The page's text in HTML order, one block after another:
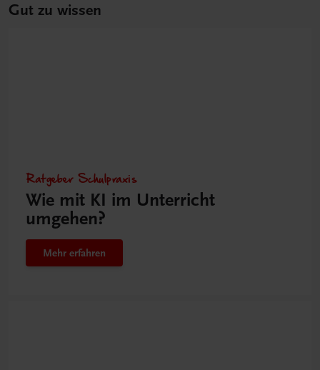
Gut zu wissen
Ratgeber Schulpraxis
Wie mit KI im Unterricht
umgehen?
Mehr erfahren